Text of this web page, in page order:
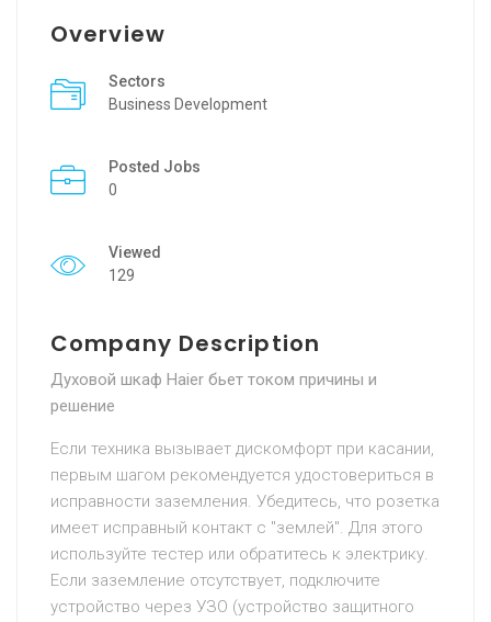
Overview
Sectors
Business Development
Posted Jobs
0
Viewed
129
Company Description
Духовой шкаф Haier бьет током причины и
решение
Если техника вызывает дискомфорт при касании,
первым шагом рекомендуется удостовериться в
исправности заземления. Убедитесь, что розетка
имеет исправный контакт с "землей". Для этого
используйте тестер или обратитесь к электрику.
Если заземление отсутствует, подключите
устройство через УЗО (устройство защитного